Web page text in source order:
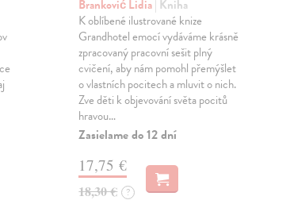
Branković Lidia| Kniha
K oblíbené ilustrované knize
Grandhotel emocí vydáváme krásně
zpracovaný pracovní sešit plný
cvičení, aby nám pomohl přemýšlet
o vlastních pocitech a mluvit o nich.
Zve děti k objevování světa pocitů
hravou…
Zasielame do 12 dní
17,75 €
18,30 € ?